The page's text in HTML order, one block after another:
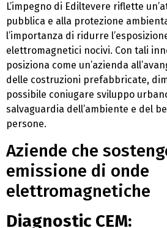
L’impegno di Ediltevere riflette
pubblica e alla protezione
l’importanza di ridurre
elettromagnetici nocivi. Con tali
posiziona come un’azienda
delle costruzioni prefabbricate,
possibile coniugare sviluppo
salvaguardia dell’ambiente e del
persone.
Aziende che
emissione di onde
elettromagnetiche
Diagnostic CEM: